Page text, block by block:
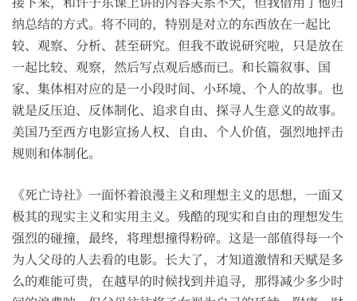
纳总结的方式。将不同的，特别是对立的东西放在一起比
较、观察、分析、甚至研究。但我不敢说研究啦，只是放在
一起比较、观察，然后写点观后感而已。和长篇叙事、国
家、集体相对应的是一小段时间、小环境、个人的故事。也
就是反压迫、反体制化、追求自由、探寻人生意义的故事。
美国乃至西方电影宣扬人权、自由、个人价值，强烈地抨击
规则和体制化。
《死亡诗社》一面怀着浪漫主义和理想主义的思想，一面又
极其的现实主义和实用主义。残酷的现实和自由的理想发生
强烈的碰撞，最终，将理想撞得粉碎。这是一部值得每一个
为人父母的人去看的电影。长大了，才知道激情和天赋是多
么的难能可贵，在越早的时候找到并追寻，那得减少多少时